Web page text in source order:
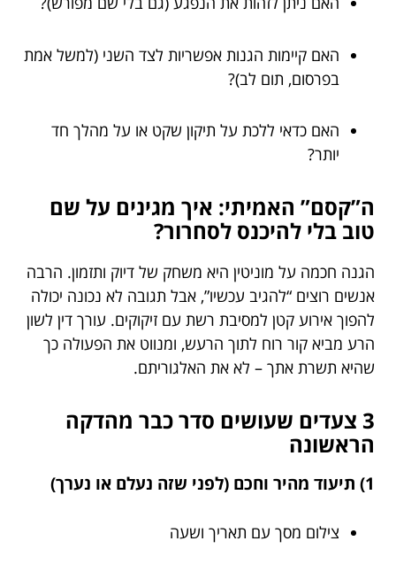
האם קיימות הגנות אפשריות לצד השני (למשל אמת
בפרסום, תום לב)?
האם כדאי ללכת על תיקון שקט או על מהלך חד
יותר?
ה”קסם” האמיתי: איך מגינים על שם
טוב בלי להיכנס לסחרור?
הגנה חכמה על מוניטין היא משחק של דיוק ותזמון. הרבה
אנשים רוצים “להגיב עכשיו”, אבל תגובה לא נכונה יכולה
להפוך אירוע קטן למסיבת רשת עם זיקוקים. עורך דין לשון
הרע מביא קור רוח לתוך הרעש, ומנווט את הפעולה כך
שהיא תשרת אתך – לא את האלגוריתם.
3 צעדים שעושים סדר כבר מהדקה
הראשונה
1) תיעוד מהיר וחכם (לפני שזה נעלם או נערך)
צילום מסך עם תאריך ושעה